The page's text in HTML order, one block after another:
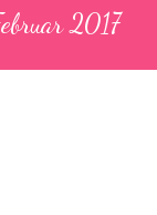
2017